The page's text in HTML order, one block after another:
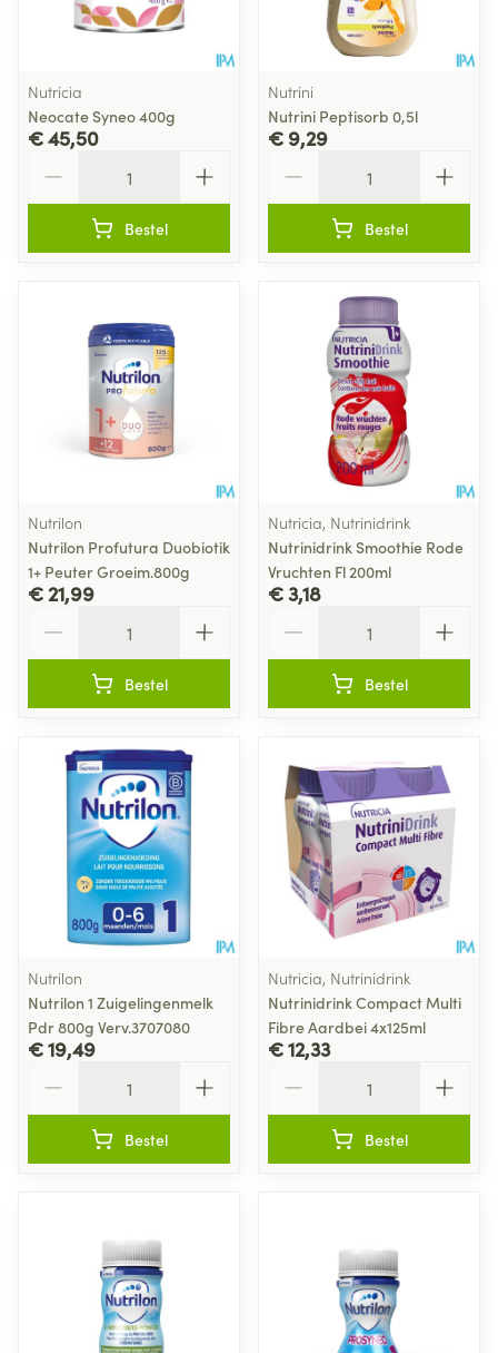
Nutricia
Neocate Syneo 400g
€ 45,50
Bestel
Nutrini
Nutrini Peptisorb 0,5l
€ 9,29
Bestel
Nutrilon
Nutrilon Profutura Duobiotik
1+ Peuter Groeim.800g
€ 21,99
Bestel
Nutricia, Nutrinidrink
Nutrinidrink Smoothie Rode
Vruchten Fl 200ml
€ 3,18
Bestel
Nutrilon
Nutrilon 1 Zuigelingenmelk
Pdr 800g Verv.3707080
€ 19,49
Bestel
Nutricia, Nutrinidrink
Nutrinidrink Compact Multi
Fibre Aardbei 4x125ml
€ 12,33
Bestel